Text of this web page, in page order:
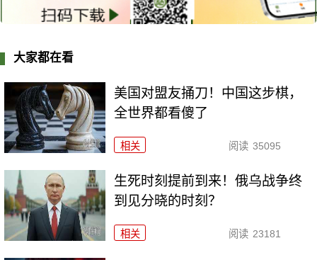
大家都在看
美国对盟友捅刀！中国这步棋，
全世界都看傻了
相关 阅读 35095
生死时刻提前到来！俄乌战争终
到见分晓的时刻？
相关 阅读 23181